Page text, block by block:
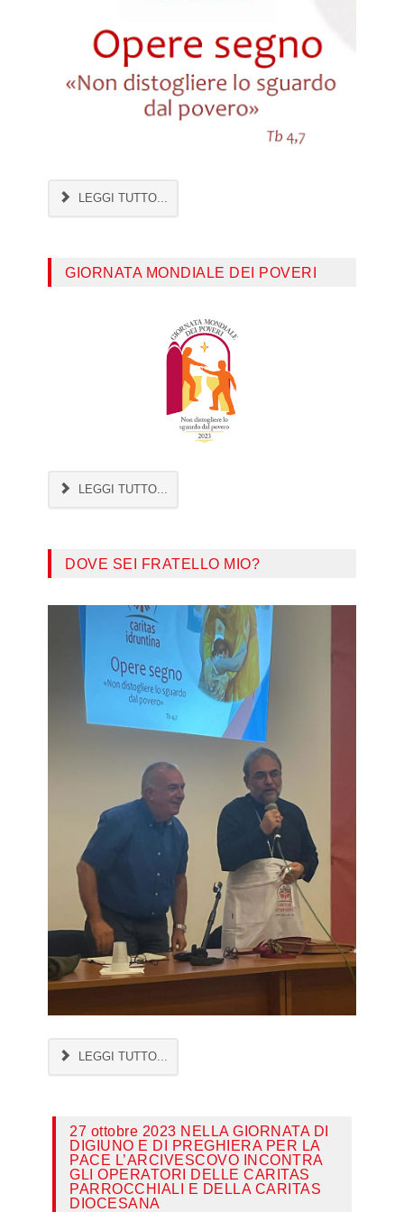
LEGGI TUTTO...
GIORNATA MONDIALE DEI POVERI
LEGGI TUTTO...
DOVE SEI FRATELLO MIO?
LEGGI TUTTO...
27 ottobre 2023 NELLA GIORNATA DI
DIGIUNO E DI PREGHIERA PER LA
PACE L’ARCIVESCOVO INCONTRA
GLI OPERATORI DELLE CARITAS
PARROCCHIALI E DELLA CARITAS
DIOCESANA